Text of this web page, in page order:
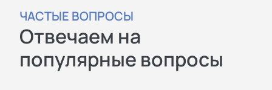
ЧАСТЫЕ ВОПРОСЫ
Отвечаем на
популярные вопросы